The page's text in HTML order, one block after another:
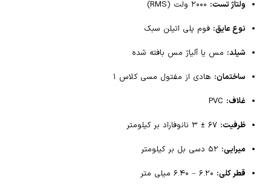
ولتاژ تست:
نوع عایق: فوم پلی اتیلن سبک
شیلد: مس یا آلیاژ مس بافته شده
ساختمان: هادی از مفتول مسی کلاس ۱
غلاف:
ظرفیت:
میرایی:
قطر کلی: